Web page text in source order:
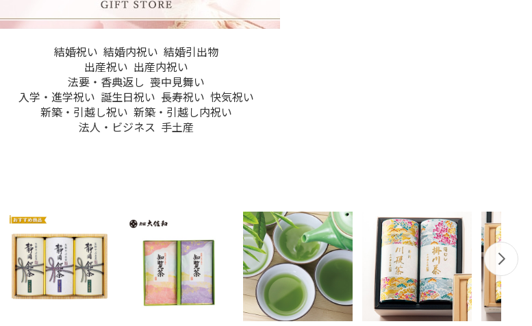
結婚祝い 結婚内祝い 結婚引出物
出産祝い 出産内祝い
法要・香典返し 喪中見舞い
入学・進学祝い 誕生日祝い 長寿祝い 快気祝い
新築・引越し祝い 新築・引越し内祝い
法人・ビジネス 手土産